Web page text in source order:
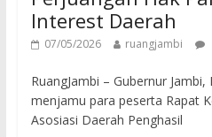
Interest Daerah
07/05/2026 ruangjambi
RuangJambi – Gubernur Jambi,
menjamu para peserta Rapat
Asosiasi Daerah Penghasil